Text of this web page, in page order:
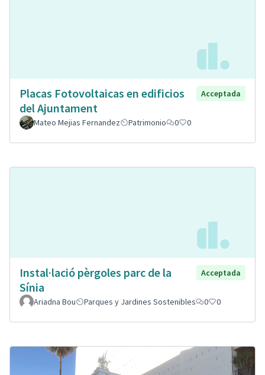
Placas Fotovoltaicas en edificios
del Ajuntament
Acceptada
Mateo Mejias Fernandez Patrimonio 0 0
Instal·lació pèrgoles parc de la
Sínia
Acceptada
Ariadna Bou Parques y Jardines Sostenibles 0 0